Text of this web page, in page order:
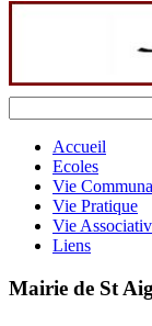
Accueil
Ecoles
Vie
Vie Pratique
Vie
Liens
Mairie de St